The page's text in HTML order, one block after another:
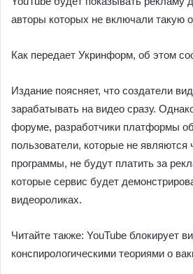
авторы которых не включали такую
Как передает Укринформ, об этом
Издание поясняет, что создатели
зарабатывать на видео сразу.
форуме, разработчики платформы
пользователи, которые не являются
программы, не будут платить за
которые сервис будет
видеороликах.
Читайте также: YouTube блокирует
конспирологическими теориями о